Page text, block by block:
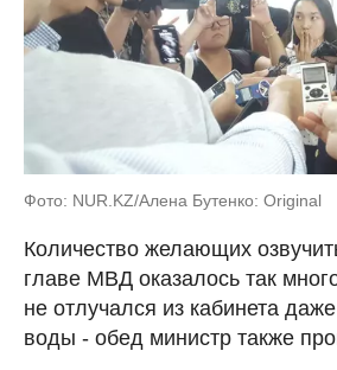
Фото: NUR.KZ/Алена Бутенко: Original
Количество желающих
главе МВД оказалось так
не отлучался из кабинета
воды - обед министр также